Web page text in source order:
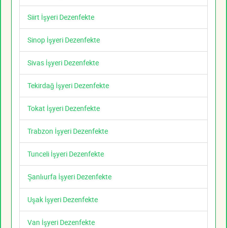
Siirt İşyeri Dezenfekte
Sinop İşyeri Dezenfekte
Sivas İşyeri Dezenfekte
Tekirdağ İşyeri Dezenfekte
Tokat İşyeri Dezenfekte
Trabzon İşyeri Dezenfekte
Tunceli İşyeri Dezenfekte
Şanlıurfa İşyeri Dezenfekte
Uşak İşyeri Dezenfekte
Van İşyeri Dezenfekte